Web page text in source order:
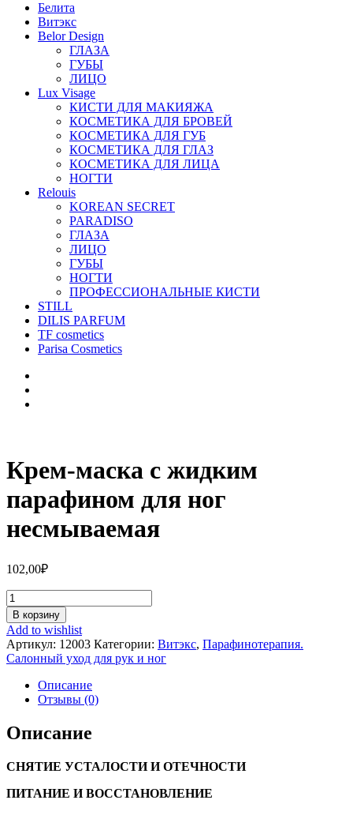
Белита
Витэкс
Belor Design
ГЛАЗА
ГУБЫ
ЛИЦО
Lux Visage
КИСТИ ДЛЯ МАКИЯЖА
КОСМЕТИКА ДЛЯ БРОВЕЙ
КОСМЕТИКА ДЛЯ ГУБ
КОСМЕТИКА ДЛЯ ГЛАЗ
КОСМЕТИКА ДЛЯ ЛИЦА
НОГТИ
Relouis
KOREAN SECRET
PARADISO
ГЛАЗА
ЛИЦО
ГУБЫ
НОГТИ
ПРОФЕССИОНАЛЬНЫЕ КИСТИ
STILL
DILIS PARFUM
TF cosmetics
Parisa Cosmetics
Крем-маска с жидким
парафином для ног
несмываемая
102,00₽
Количество
Крем-
маска
с
жидким
парафином
несмываемая
В корзину
Add to wishlist
Артикул: 12003 Категории: Витэкс, Парафинотерапия.
Салонный уход для рук и ног
Описание
Отзывы (0)
Описание
СНЯТИЕ УСТАЛОСТИ И ОТЕЧНОСТИ
ПИТАНИЕ И ВОССТАНОВЛЕНИЕ